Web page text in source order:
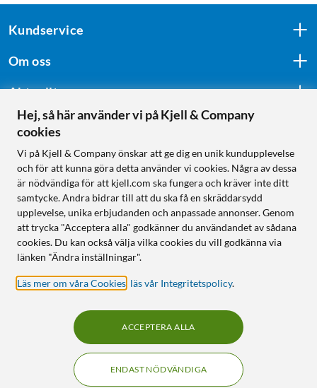
Kundservice
Om oss
Aktuellt
Följ oss
Handla från:
Sverige
Norge
KUNSKAP OCH TILLBEHÖR TILL
Hej, så här använder vi på Kjell & Company
cookies
Vi på Kjell & Company önskar att ge dig en unik kundupplevelse
och för att kunna göra detta använder vi cookies. Några av dessa
är nödvändiga för att kjell.com ska fungera och kräver inte ditt
samtycke. Andra bidrar till att du ska få en skräddarsydd
upplevelse, unika erbjudanden och anpassade annonser. Genom
att trycka "Acceptera alla" godkänner du användandet av sådana
cookies. Du kan också välja vilka cookies du vill godkänna via
länken "Ändra inställningar".
Läs mer om våra Cookies läs vår Integritetspolicy.
ENDAST NÖDVÄNDIGA
ACCEPTERA ALLA